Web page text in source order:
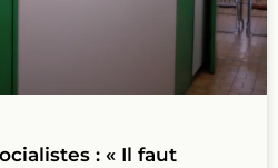
: « Il faut